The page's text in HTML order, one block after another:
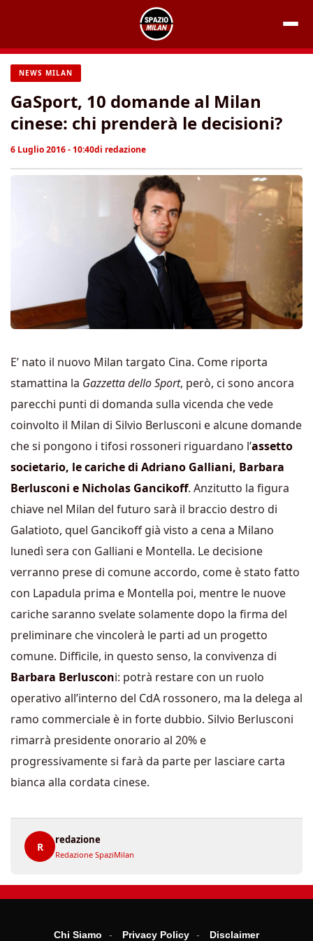
contenuto
NEWS MILAN
GaSport, 10 domande al Milan
cinese: chi prenderà le decisioni?
6 Luglio 2016 - 10:40di redazione
E’ nato il nuovo Milan targato Cina. Come riporta
stamattina la Gazzetta dello Sport, però, ci sono ancora
parecchi punti di domanda sulla vicenda che vede
coinvolto il Milan di Silvio Berlusconi e alcune domande
che si pongono i tifosi rossoneri riguardano l’assetto
societario, le cariche di Adriano Galliani, Barbara
Berlusconi e Nicholas Gancikoff. Anzitutto la figura
chiave nel Milan del futuro sarà il braccio destro di
Galatioto, quel Gancikoff già visto a cena a Milano
lunedì sera con Galliani e Montella. Le decisione
verranno prese di comune accordo, come è stato fatto
con Lapadula prima e Montella poi, mentre le nuove
cariche saranno svelate solamente dopo la firma del
preliminare che vincolerà le parti ad un progetto
comune. Difficile, in questo senso, la convivenza di
Barbara Berlusconi: potrà restare con un ruolo
operativo all’interno del CdA rossonero, ma la delega al
ramo commerciale è in forte dubbio. Silvio Berlusconi
rimarrà presidente onorario al 20% e
progressivamente si farà da parte per lasciare carta
bianca alla cordata cinese.
R
redazione
Redazione SpaziMilan
Chi Siamo Privacy Policy Disclaimer